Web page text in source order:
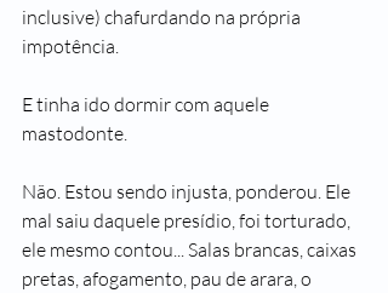
inclusive) chafurdando na própria
impotência.
E tinha ido dormir com aquele
mastodonte.
Não. Estou sendo injusta, ponderou. Ele
mal saiu daquele presídio, foi torturado,
ele mesmo contou... Salas brancas, caixas
pretas, afogamento, pau de arara, o